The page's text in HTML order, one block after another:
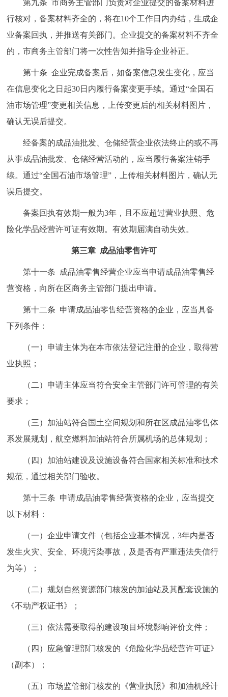
第九条 市商务主管部门负责对企业提交的备案材料进
行核对，备案材料齐全的，将在10个工作日内办结，生成企
业备案回执，并推送有关部门。企业提交的备案材料不齐全
的，市商务主管部门将一次性告知并指导企业补正。
第十条 企业完成备案后，如备案信息发生变化，应当
在信息变化之日起30日内履行备案变更手续。通过“全国石
油市场管理”变更相关信息，上传变更后的相关材料图片，
确认无误后提交。
经备案的成品油批发、仓储经营企业依法终止的或不再
从事成品油批发、仓储经营活动的，应当履行备案注销手
续。通过“全国石油市场管理”，上传相关材料图片，确认无
误后提交。
备案回执有效期一般为3年，且不应超过营业执照、危
险化学品经营许可证有效期。有效期届满自动失效。
第三章 成品油零售许可
第十一条 成品油零售经营企业应当申请成品油零售经
营资格，向所在区商务主管部门提出申请。
第十二条 申请成品油零售经营资格的企业，应当具备
下列条件：
（一）申请主体为在本市依法登记注册的企业，取得营
业执照；
（二）申请主体应当符合安全主管部门许可管理的有关
要求；
（三）加油站符合国土空间规划和所在区成品油零售体
系发展规划，航空燃料加油站符合所属机场的总体规划；
（四）加油站建设及设施设备符合国家相关标准和技术
规范，通过相关部门验收。
第十三条 申请成品油零售经营资格的企业，应当提交
以下材料：
（一）企业申请文件（包括企业基本情况，3年内是否
发生火灾、安全、环境污染事故，及是否有严重违法失信行
为等）；
（二）规划自然资源部门核发的加油站及其配套设施的
《不动产权证书》；
（三）依法需要取得的建设项目环境影响评价文件；
（四）应急管理部门核发的《危险化学品经营许可证》
（副本）；
（五）市场监管部门核发的《营业执照》和加油机经计